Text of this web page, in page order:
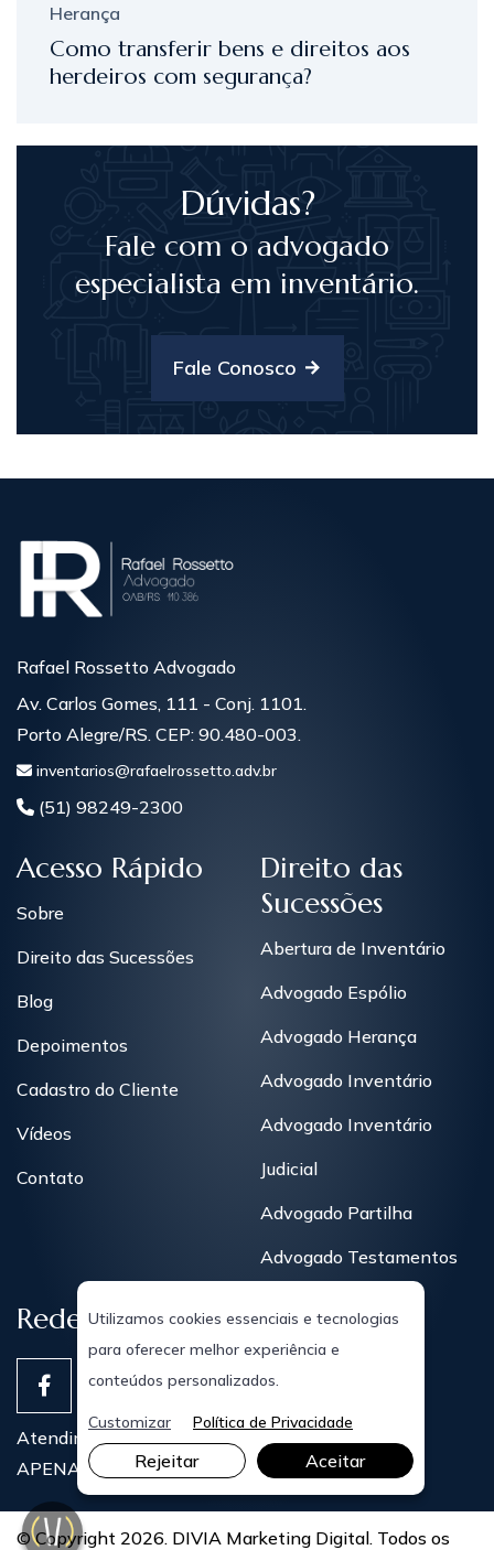
Herança
Como transferir bens e direitos aos
herdeiros com segurança?
Dúvidas?
Fale com o advogado
especialista em inventário.
Fale Conosco
Rafael Rossetto Advogado
Av. Carlos Gomes, 111 - Conj. 1101.
Porto Alegre/RS. CEP: 90.480-003.
inventarios@rafaelrossetto.adv.br
(51) 98249-2300
Acesso Rápido
Sobre
Direito das Sucessões
Blog
Depoimentos
Cadastro do Cliente
Vídeos
Contato
Direito das
Sucessões
Abertura de Inventário
Advogado Espólio
Advogado Herança
Advogado Inventário
Advogado Inventário
Judicial
Advogado Partilha
Advogado Testamentos
Redes Sociais
Atendimentos Presenciais
APENAS COM AGENDAMENTO PRÉVIO
© Copyright 2026. DIVIA Marketing Digital. Todos os
Utilizamos cookies essenciais e tecnologias
para oferecer melhor experiência e
conteúdos personalizados.
Customizar Política de Privacidade
Rejeitar Aceitar